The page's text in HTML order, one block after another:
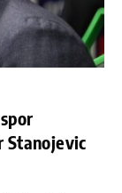
Stanojevic